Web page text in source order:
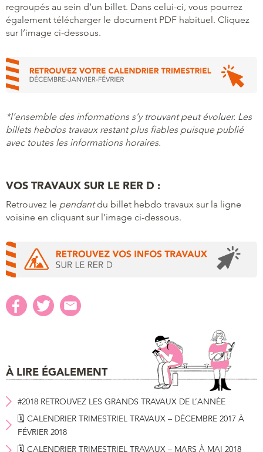
regroupés au sein d’un billet. Dans celui-ci, vous pourrez
également télécharger le document PDF habituel. Cliquez
sur l’image ci-dessous.
*l’ensemble des informations s’y trouvant peut évoluer. Les
billets hebdos travaux restant plus fiables puisque publié
avec toutes les informations horaires.
VOS TRAVAUX SUR LE RER D :
Retrouvez le pendantdu billet hebdo travaux sur la ligne
voisine en cliquant sur l’image ci-dessous.
À LIRE ÉGALEMENT
#2018 RETROUVEZ LES GRANDS TRAVAUX DE L’ANNÉE
🗓 CALENDRIER TRIMESTRIEL TRAVAUX – DÉCEMBRE 2017 À
FÉVRIER 2018
🗓 CALENDRIER TRIMESTRIEL TRAVAUX – MARS À MAI 2018